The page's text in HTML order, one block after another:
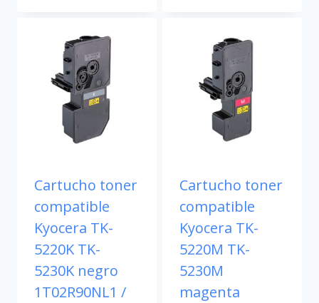
Cartucho toner
compatible
Kyocera TK-
5220K TK-
5230K negro
1T02R90NL1 /
Cartucho toner
compatible
Kyocera TK-
5220M TK-
5230M
magenta